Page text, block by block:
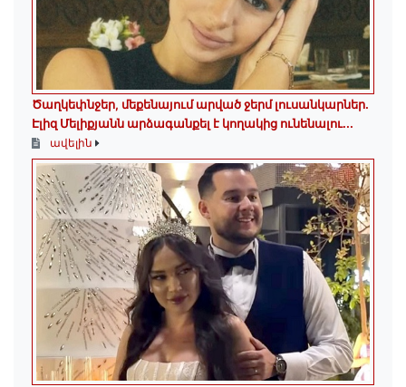
Ծաղկեփնջեր, մեքենայում արված ջերմ լուսանկարներ.
Էլիզ Մելիքյանն արձագանքել է կողակից ունենալու...
ավելին